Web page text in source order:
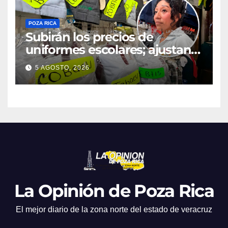
POZA RICA
Subirán los precios de
uniformes escolares; ajustan
promociones
5 AGOSTO, 2026
La Opinión de Poza Rica
El mejor diario de la zona norte del estado de veracruz